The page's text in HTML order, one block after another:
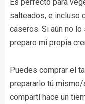
salteados, e incluso
caseros. Si aún no
preparo mi propia
Puedes comprar el
prepararlo tú
compartí hace un